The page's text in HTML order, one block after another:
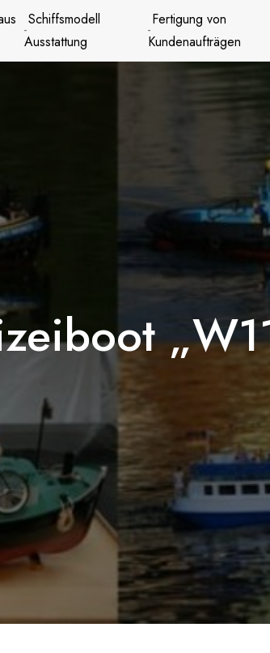
Schiffsmodell
Ausstattung
Fertigung von
Kundenaufträgen